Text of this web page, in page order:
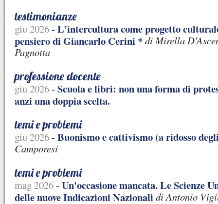
testimonianze
giu 2026- L’intercultura come progetto
pensiero di Giancarlo Cerini *di Mirella
Pagnotta
professione docente
giu 2026- Scuola e libri: non una forma di
anzi una doppia scelta.
temi e problemi
giu 2026- Buonismo e cattivismo (a ridosso
Camporesi
temi e problemi
mag 2026- Un'occasione mancata. Le Scienze
delle nuove Indicazioni Nazionali di Antonio